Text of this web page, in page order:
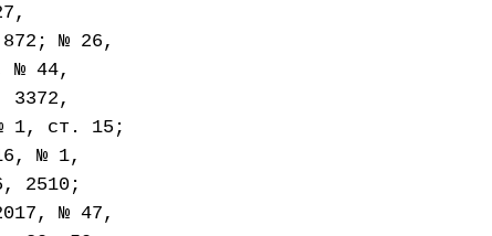
№ 26,
№ 44,
1, ст. 15;
№ 1,
2510;
№ 47,